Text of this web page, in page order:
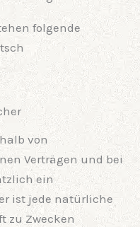
folgende
von
Verträgen und bei
ein
ist jede natürliche
zu Zwecken